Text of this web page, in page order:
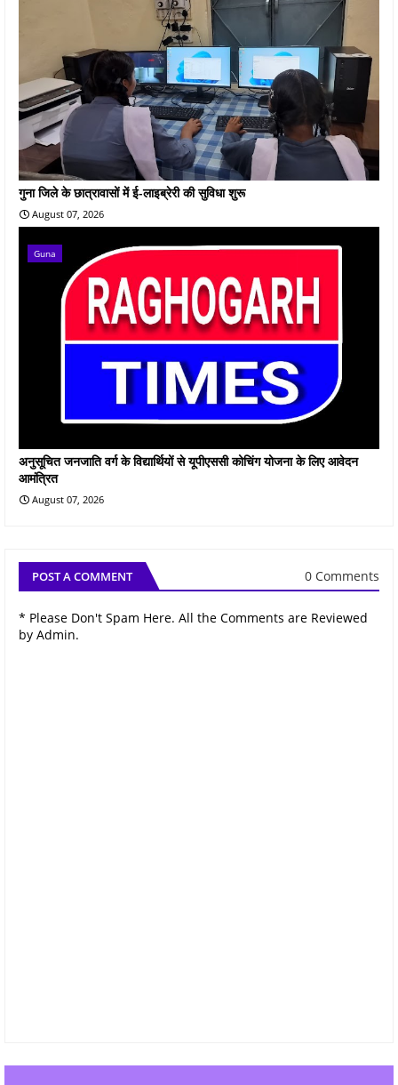
गुना जिले के छात्रावासों में ई-लाइब्रेरी की सुविधा शुरू
August 07, 2026
Guna
अनुसूचित जनजाति वर्ग के विद्यार्थियों से यूपीएससी कोचिंग योजना के लिए आवेदन
आमंत्रित
August 07, 2026
POST A COMMENT 0 Comments
* Please Don't Spam Here. All the Comments are Reviewed
by Admin.